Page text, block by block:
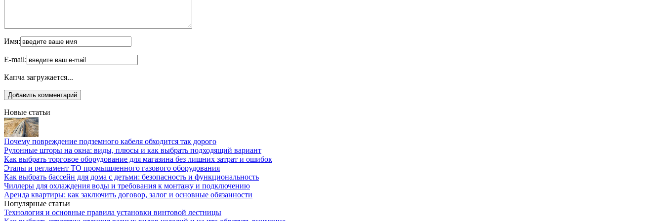
Имя:
E-mail:
Капча загружается...
Новые статьи
Почему повреждение подземного кабеля обходится так дорого
Рулонные шторы на окна: виды, плюсы и как выбрать подходящий вариант
Как выбрать торговое оборудование для магазина без лишних затрат и ошибок
Этапы и регламент ТО промышленного газового оборудования
Как выбрать бассейн для дома с детьми: безопасность и функциональность
Чиллеры для охлаждения воды и требования к монтажу и подключению
Аренда квартиры: как заключить договор, залог и основные обязанности
Популярные статьи
Технология и основные правила установки винтовой лестницы